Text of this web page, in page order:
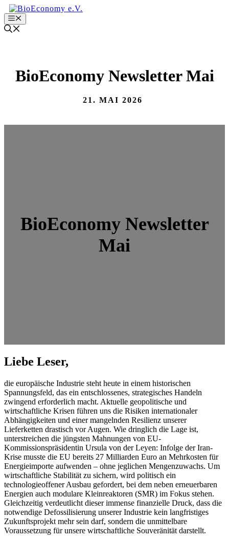
Zum
Inhalt
springen
Menu
BioEconomy Newsletter Mai
21. MAI 2026
BioEconomy Newsletter
Mai
Liebe Leser,
die europäische Industrie steht heute in einem historischen
Spannungsfeld, das ein entschlossenes, strategisches Handeln
zwingend erforderlich macht. Aktuelle geopolitische und
wirtschaftliche Krisen führen uns die Risiken internationaler
Abhängigkeiten und einer mangelnden Resilienz unserer
Lieferketten drastisch vor Augen. Wie dringlich die Lage ist,
unterstreichen die jüngsten Mahnungen von EU-
Kommissionspräsidentin Ursula von der Leyen: Infolge der Iran-
Krise musste die EU bereits 27 Milliarden Euro an Mehrkosten für
Energieimporte aufwenden – ohne jeglichen Mengenzuwachs. Um
wirtschaftliche Stabilität zu sichern, wird politisch ein
technologieoffener Ausbau gefordert, bei dem neben erneuerbaren
Energien auch modulare Kleinreaktoren (SMR) im Fokus stehen.
Gleichzeitig verdeutlicht dieser immense finanzielle Druck, dass die
notwendige Defossilisierung unserer Industrie kein langfristiges
Zukunftsprojekt mehr sein darf, sondern die unmittelbare
Voraussetzung für unsere wirtschaftliche Souveränität darstellt.